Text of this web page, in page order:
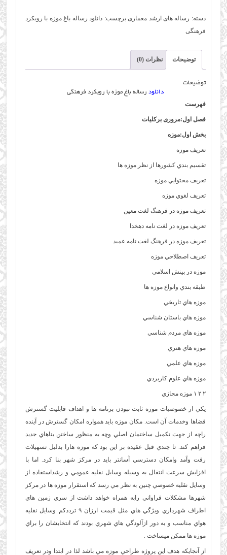
موزه
با
فرهنگی
دسته: رساله های ارشد معماری برچسب: دانلود رساله باغ موزه با رویکرد
فرهنگی
توضیحات نظرات (0)
توضیحات
دانلود رساله باغ موزه با رویکرد فرهنگی
فهرست
فصل اول:مروری برکلیات
بخش اول:موزه
تعريف موزه
تقسيم بندي كشورها از نظر موزه ها
تعريف محتوايي موزه
تعريف لغوي موزه
تعريف موزه در فرهنگ لغت معين
تعريف موزه در لغت نامه دهخدا
تعريف موزه در فرهنگ لغت نامه عميد
تعريف اصطلاحي موزه
موزه در بينش اسلامي
طبقه بندي وانواع موزه ها
موزه هاي تاريخي
موزه هاي باستان شناسي
موزه هاي مردم شناسي
موزه هاي هنري
موزه هاي علمي
موزه هاي علوم کاربردي
۲ ۲ ۱ موزه مجازي
يکي از خصوصيات موزه ثابت نبودن برنامه ها و اهداف قابليت گسترش
فضاها وخدمات آن است. مکان موزه بايد همواره امکان گسترش در آينده
راچه از جهت تکميل ساختمان اصلي وچه به منظور ساختن بناهاي جديد
فراهم کند. تا چندي قبل عقيده بر اين بود که موزه هارا بدليل تسهيلات
رفت وآمد وامکان دسترسي آسانتر بايد در مرکز شهر بنا کرد. اما با
افزايش سرعت انتقال به وسيله وسايل نقليه عمومي و رشداستفاده از
وسايل نقليه خصوصي چنين به نظر مي رسد که استقرار موزه ها در مرکز
شهرها مشکلات فراواني رابه همراه خواهد داشت از سري زمين هاي
اطراف شهرداري ويژگي هاي مثل قيمت ارزان ۹ ترددکم وسايل نقليه
هواي مناسب و به دور ازآلودگي هاي شهري بودند که انتخابشان را براي
موزه ها ممکن ميساخت .
از آنجايکه هدف اين پروژه طراحي موزه مي باشد لذا در ابتدا ودر تعريف